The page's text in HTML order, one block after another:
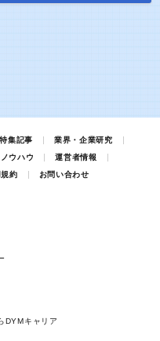
特集記事
業界・企業研究
ノウハウ
運営者情報
約 お問い合わせ
DYMキャリア